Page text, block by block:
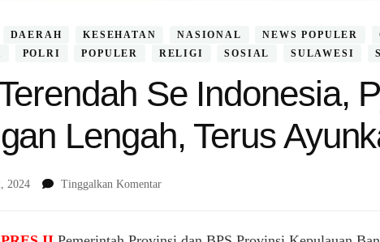
DAERAH KESEHATAN NASIONAL NEWS POPULER
POLRI POPULER RELIGI SOSIAL SULAWESI
Se Indonesia,
Lengah, Terus
2024 Tinggalkan Komentarpada
Terendah